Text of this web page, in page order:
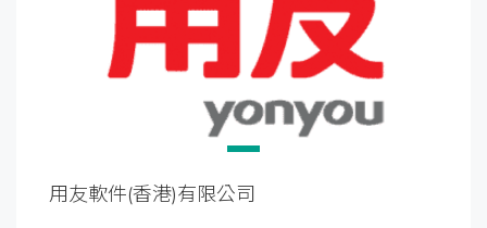
用友軟件(香港)有限公司